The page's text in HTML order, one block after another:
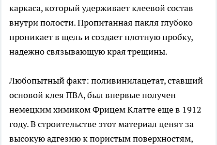
каркаса, который удерживает клеевой состав
внутри полости. Пропитанная пакля глубоко
проникает в щель и создает плотную пробку,
надежно связывающую края трещины.
Любопытный факт: поливинилацетат, ставший
основой клея ПВА, был впервые получен
немецким химиком Фрицем Клатте еще в 1912
году. В строительстве этот материал ценят за
высокую адгезию к пористым поверхностям,